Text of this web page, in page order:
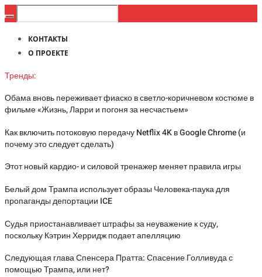
КОНТАКТЫ
О ПРОЕКТЕ
Тренды:
Обама вновь переживает фиаско в светло-коричневом костюме в
фильме «Жизнь, Ларри и погоня за несчастьем»
Как включить потоковую передачу Netflix 4K в Google Chrome (и
почему это следует сделать)
Этот новый кардио- и силовой тренажер меняет правила игры
Белый дом Трампа использует образы Человека-паука для
пропаганды депортации ICE
Судья приостанавливает штрафы за неуважение к суду,
поскольку Кэтрин Херридж подает апелляцию
Следующая глава Спенсера Пратта: Спасение Голливуда с
помощью Трампа, или нет?